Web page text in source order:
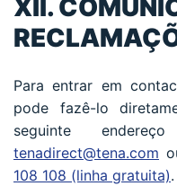
XII.
Para entrar em
pode fazê-lo
seguinte
tenadirect@tena.com
108 108 (linha gratuita).